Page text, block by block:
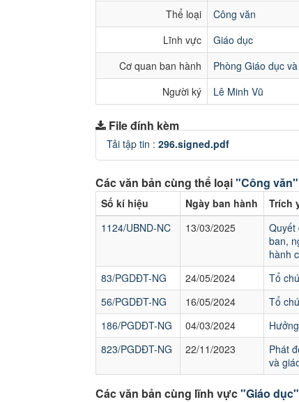
Thể loại
Công văn
Lĩnh vực
Giáo dục
Cơ quan ban hành
Phòng Giáo dục
Người ký
Lê Minh Vũ
File đính kèm
Tải tập tin : 296.signed.pdf
Các văn bản cùng thể loại"Công văn"
Số kí hiệu Ngày ban hành
Trích
1124/UBND-NC
13/03/2025
Quyết
ban,
hành
83/PGDĐT-NG
24/05/2024
Tổ
56/PGDĐT-NG
16/05/2024
Tổ
186/PGDĐT-NG
04/03/2024
823/PGDĐT-NG
22/11/2023
Phát
và
Các văn bản cùng lĩnh vực"Giáo dục"